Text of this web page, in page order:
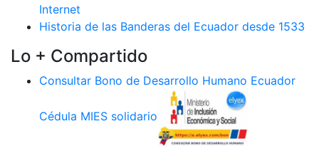
Internet
Historia de las Banderas del Ecuador desde 1533
Lo + Compartido
Consultar Bono de Desarrollo Humano Ecuador
Cédula MIES solidario